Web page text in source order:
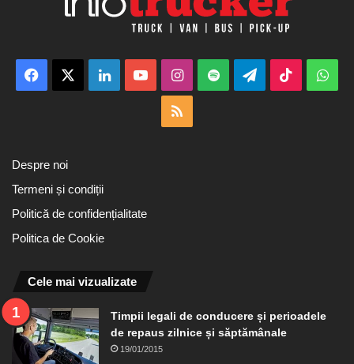
Facebook LinkedInYouTubeInstagram
Spotify TelegramTikTok
Despre noi
Termeni și condiții
Politică de confidențialitate
Politica de Cookie
Cele mai vizualizate
Timpii legali de conducere și perioadele
de repaus zilnice și săptămânale
19/01/2015